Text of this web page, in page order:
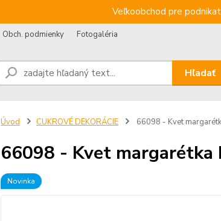
Veľkoobchod pre
Obch. podmienky Fotogaléria
Hľadať
Úvod CUKROVÉ DEKORÁCIE 66098 - Kvet
66098 - Kvet margarétka
Novinka